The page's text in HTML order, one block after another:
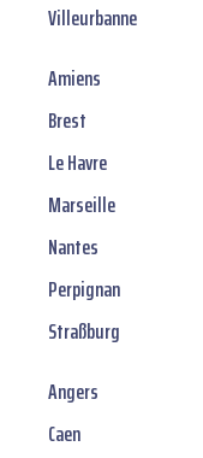
Villeurbanne
Amiens
Brest
Le Havre
Marseille
Nantes
Perpignan
Straßburg
Angers
Caen